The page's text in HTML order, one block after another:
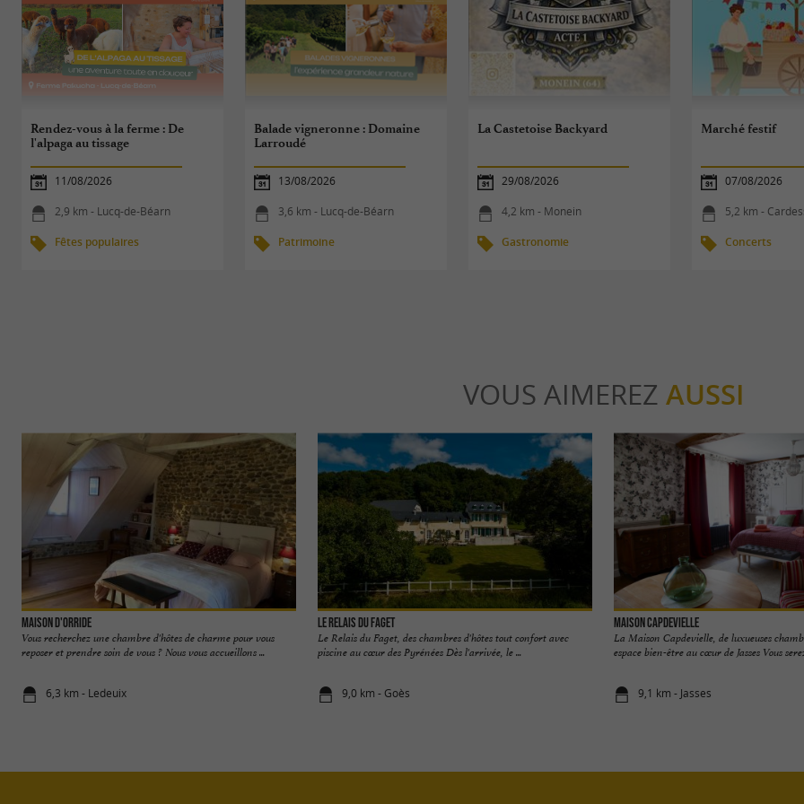
Rendez-vous à la ferme : De
l'alpaga au tissage
11/08/2026
2,9 km - Lucq-de-Béarn
Fêtes populaires
Balade vigneronne : Domaine
Larroudé
13/08/2026
3,6 km - Lucq-de-Béarn
Patrimoine
La Castetoise Backyard
29/08/2026
4,2 km - Monein
Gastronomie
Marché festif
07/08/2026
5,2 km -
Concerts
VOUS AIMEREZ AUSSI
Maison d'Orride
Vous recherchez une chambre d'hôtes de charme pour vous
reposer et prendre soin de vous ? Nous vous accueillons ...
6,3 km - Ledeuix
Le Relais du Faget
Le Relais du Faget, des chambres d'hôtes tout confort avec
piscine au cœur des Pyrénées Dès l'arrivée, le ...
9,0 km - Goès
Maison Capdevielle
La Maison Capdevielle, de luxueuses
espace bien-être au cœur de Jasses Vous
9,1 km - Jasses